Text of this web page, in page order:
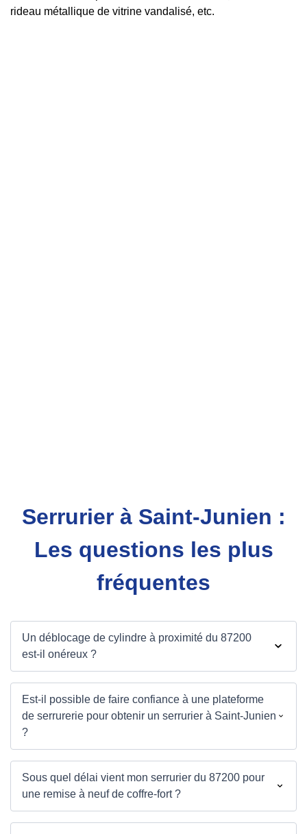
rideau métallique de vitrine vandalisé, etc.
Serrurier à Saint-Junien :
Les questions les plus
fréquentes
Un déblocage de cylindre à proximité du 87200
est-il onéreux ?
Est-il possible de faire confiance à une plateforme
de serrurerie pour obtenir un serrurier à Saint-Junien
?
Sous quel délai vient mon serrurier du 87200 pour
une remise à neuf de coffre-fort ?